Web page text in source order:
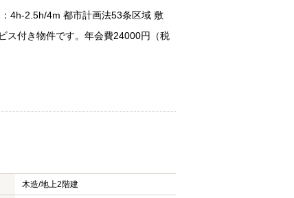
4h-2.5h/4m 都市計画法53条区域 敷
ス付き物件です。年会費24000円（税
木造/地上2階建